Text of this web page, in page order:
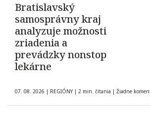
Bratislavský
samosprávny kraj
analyzuje možnosti
zriadenia a
prevádzky nonstop
lekárne
07. 08. 2026 | REGIÓNY | 2 min. čítania | Žiadne